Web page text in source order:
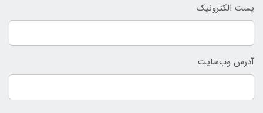
پست الکترونیک
آدرس وب‌سایت